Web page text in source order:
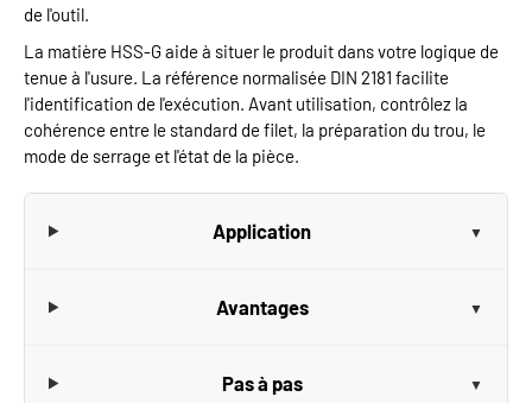
de l'outil.
La matière HSS-G aide à situer le produit dans votre logique de
tenue à l'usure. La référence normalisée DIN 2181 facilite
l'identification de l'exécution. Avant utilisation, contrôlez la
cohérence entre le standard de filet, la préparation du trou, le
mode de serrage et l'état de la pièce.
Application
Avantages
Pas à pas